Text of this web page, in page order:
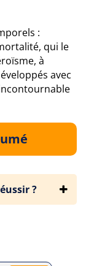
:
qui le
à
avec
?